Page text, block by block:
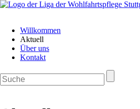
überspringenWillkommen
Aktuell
Über uns
Kontakt